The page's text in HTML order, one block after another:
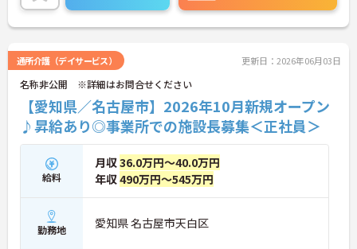
通所介護（デイサービス） 更新日：2026年06月03日
名称非公開 ※詳細はお問合せください
【愛知県／名古屋市】2026年10月新規オープン
♪昇給あり◎事業所での施設長募集＜正社員＞
給料
月収36.0万円～40.0万円
年収490万円～545万円
勤務地 愛知県 名古屋市天白区